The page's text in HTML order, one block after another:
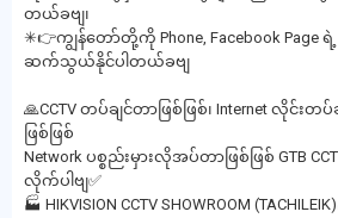
တယ်ခဗျ၊
✳👉ကျွန်တော်တို့ကို Phone, Facebook Page
ဆက်သွယ်နိုင်ပါတယ်ခဗျ
🙏CCTV တပ်ချင်တာဖြစ်ဖြစ်၊ Internet လိုင်း
ဖြစ်ဖြစ်
Network ပစ္စည်းမှားလိုအပ်တာဖြစ်ဖြစ် GTB
လိုက်ပါဗျ✅
🏭 HIKVISION CCTV SHOWROOM